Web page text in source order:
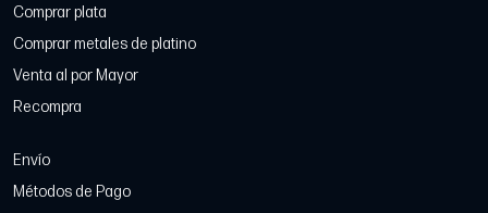
Comprar plata
Comprar metales de platino
Venta al por Mayor
Recompra
Envío
Métodos de Pago